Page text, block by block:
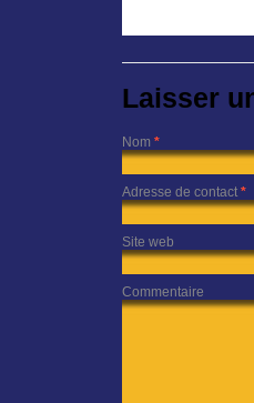
Laisser
Nom *
Adresse de contact *
Site web
Commentaire